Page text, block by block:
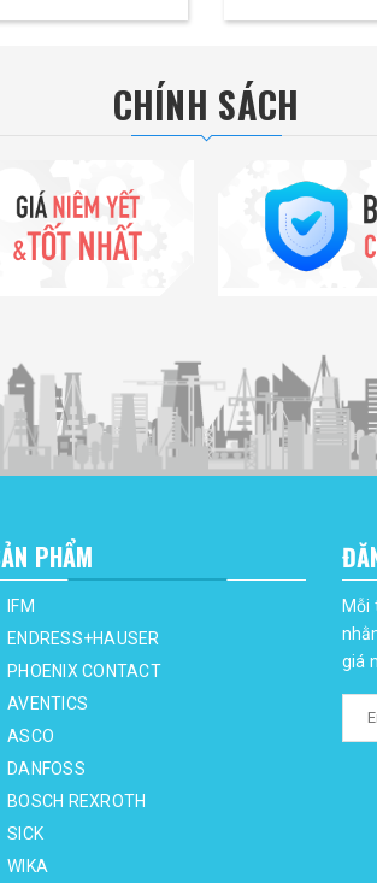
CHÍNH SÁCH
PHẨM
IFM
ENDRESS+HAUSER
PHOENIX CONTACT
AVENTICS
ASCO
DANFOSS
BOSCH REXROTH
SICK
WIKA
Mỗi
giá